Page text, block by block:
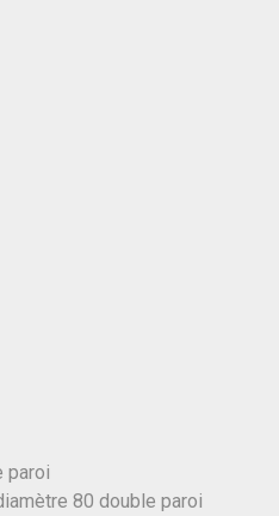
paroi
80 double paroi